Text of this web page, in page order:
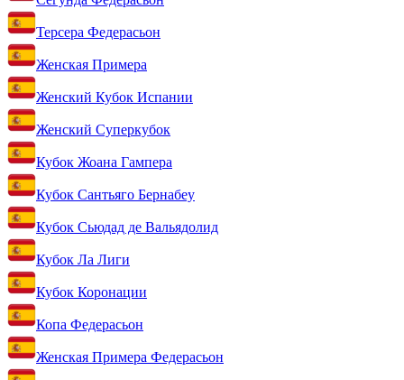
Терсера Федерасьон
Женская Примера
Женский Кубок Испании
Женский Суперкубок
Кубок Жоана Гампера
Кубок Сантьяго Бернабеу
Кубок Сьюдад де Вальядолид
Кубок Ла Лиги
Кубок Коронации
Копа Федерасьон
Женская Примера Федерасьон